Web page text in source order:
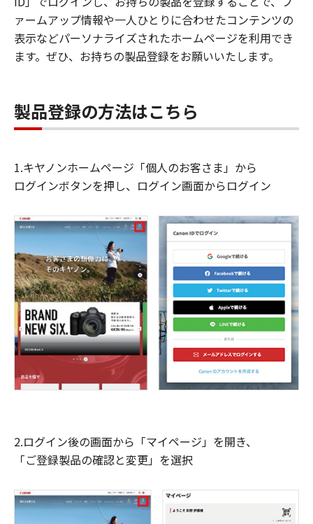
ァームアップ情報や一人ひとりに合わせたコンテンツの
表示などパーソナライズされたホームページを利用でき
ます。ぜひ、お持ちの製品登録をお願いいたします。
製品登録の方法はこちら
1.キヤノンホームページ「個人のお客さま」から
ログインボタンを押し、ログイン画面からログイン
2.ログイン後の画面から「マイページ」を開き、
「ご登録製品の確認と変更」を選択